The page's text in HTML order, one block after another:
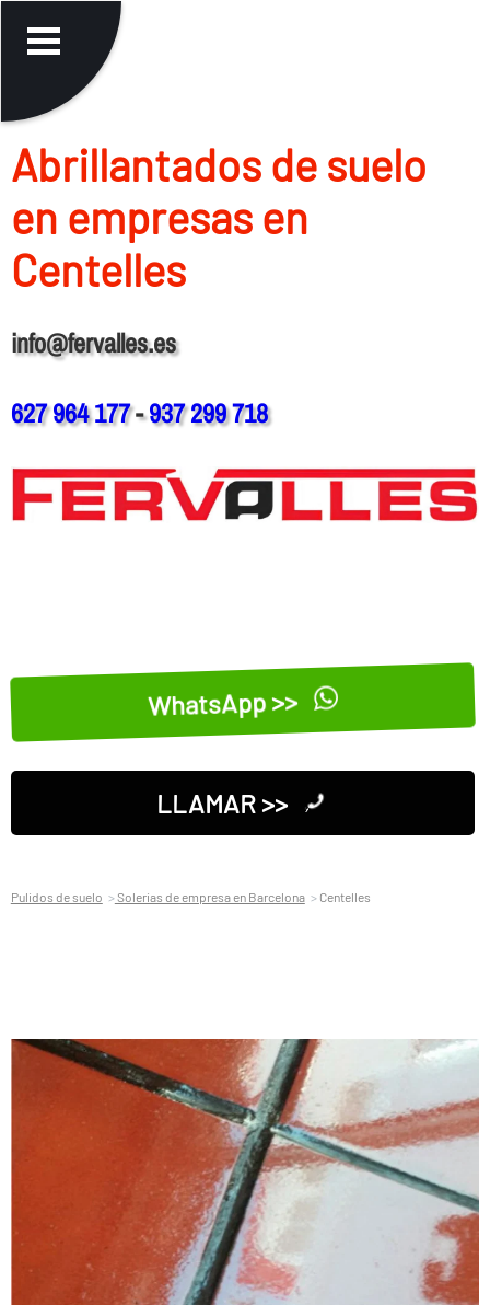
Abrillantados de suelo
en empresas en
Centelles
info@fervalles.es
627 964 177-937 299 718
WhatsApp >>
LLAMAR >>
Pulidos de suelo Solerias de empresa en Barcelona Centelles